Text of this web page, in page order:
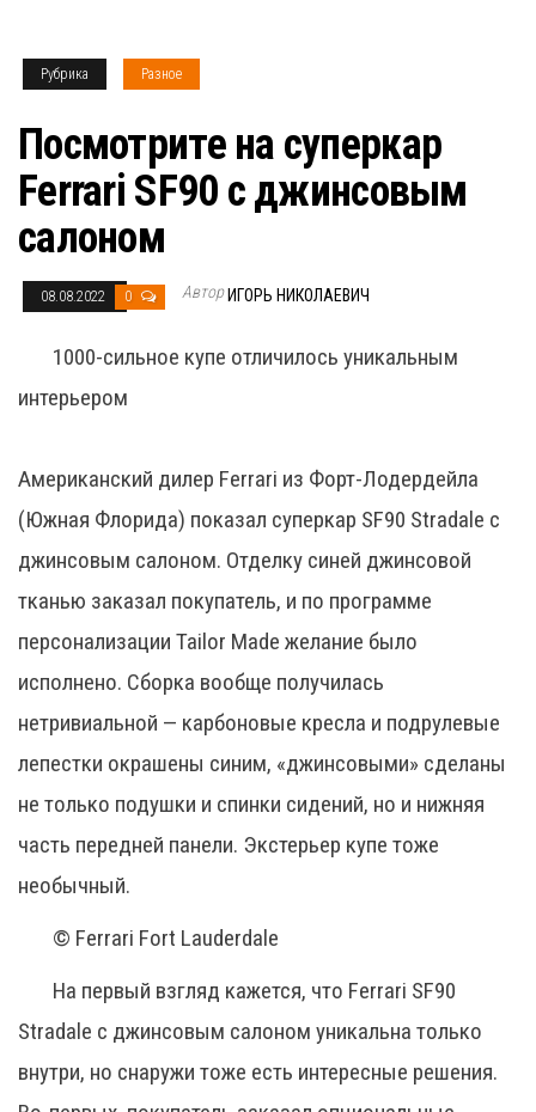
Рубрика Разное
Посмотрите на суперкар
Ferrari SF90 с джинсовым
салоном
08.08.2022 0 Автор ИГОРЬ НИКОЛАЕВИЧ
1000-сильное купе отличилось уникальным
интерьером
Американский дилер Ferrari из Форт-Лодердейла
(Южная Флорида) показал суперкар SF90 Stradale с
джинсовым салоном. Отделку синей джинсовой
тканью заказал покупатель, и по программе
персонализации Tailor Made желание было
исполнено. Сборка вообще получилась
нетривиальной — карбоновые кресла и подрулевые
лепестки окрашены синим, «джинсовыми» сделаны
не только подушки и спинки сидений, но и нижняя
часть передней панели. Экстерьер купе тоже
необычный.
© Ferrari Fort Lauderdale
На первый взгляд кажется, что Ferrari SF90
Stradale с джинсовым салоном уникальна только
внутри, но снаружи тоже есть интересные решения.